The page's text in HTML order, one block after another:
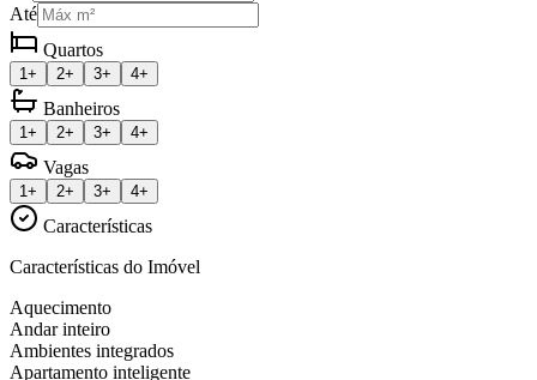
Até
Quartos
1+ 2+ 3+ 4+
Banheiros
1+ 2+ 3+ 4+
Vagas
1+ 2+ 3+ 4+
Características
Características do Imóvel
Aquecimento
Andar inteiro
Ambientes integrados
Apartamento inteligente